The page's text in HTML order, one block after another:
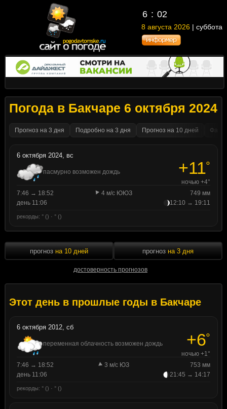
6 02
8 августа 2026 | суббота
Погода в Бакчаре 6 октября 2024
Прогноз на 3 дня Подробно на 3 дня Прогноз на 10 дней
6 октября 2024, вс
пасмурно возможен дождь +11°
ночью +4°
7:46 → 18:52
4 м/с ЮЮЗ
749 мм
день 11:06
12:10 → 19:11
рекорды: ° () · ° ()
прогноз на 10 дней
достоверность прогнозов
прогноз на 3 дня
Этот день в прошлые годы в Бакчаре
6 октября 2012, сб
переменная облачность возможен дождь +6°
ночью +1°
7:46 → 18:52
3 м/с ЮЗ
753 мм
день 11:06
21:45 → 14:17
рекорды: ° () · ° ()